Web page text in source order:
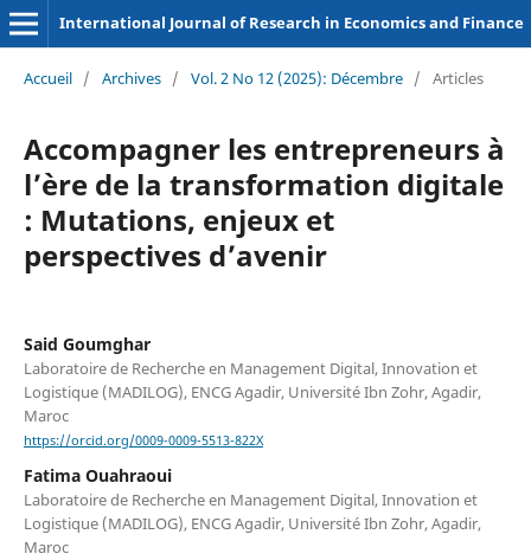
International Journal of Research in Economics and Finance
Accueil / Archives / Vol. 2 No 12 (2025): Décembre / Articles
Accompagner les entrepreneurs à
l’ère de la transformation digitale
: Mutations, enjeux et
perspectives d’avenir
Said Goumghar
Laboratoire de Recherche en Management Digital, Innovation et
Logistique (MADILOG), ENCG Agadir, Université Ibn Zohr, Agadir,
Maroc
https://orcid.org/0009-0009-5513-822X
Fatima Ouahraoui
Laboratoire de Recherche en Management Digital, Innovation et
Logistique (MADILOG), ENCG Agadir, Université Ibn Zohr, Agadir,
Maroc